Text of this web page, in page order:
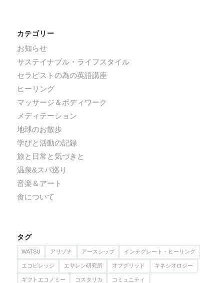
カテゴリー
お知らせ
サステイナブル・ライフスタイル
セラピストの為の英語講座
ヒーリング
マッサージ＆ボディワーク
メディテーション
地球のお散歩
学びと活動の記録
旅と日常と気づきと
温泉&スパ巡り
音楽＆アート
食について
タグ
WATSU アリゾナ アースシップ インテグレート・ヒーリング
エコビレッジ エサレン研究所 オフグリッド キネシオロジー
ギフトエコノミー コスタリカ コミュニティ